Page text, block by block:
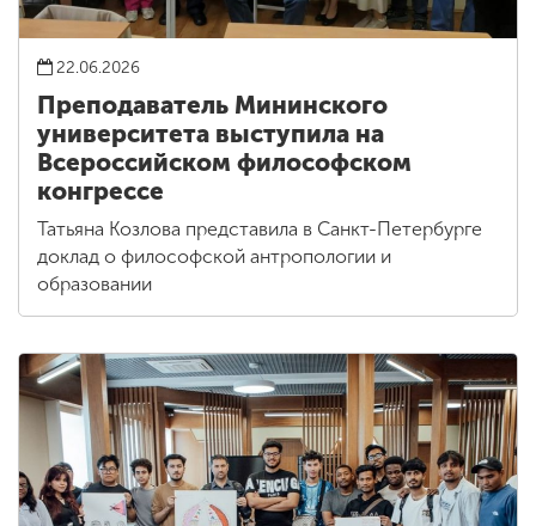
22.06.2026
Преподаватель Мининского
университета выступила на
Всероссийском философском
конгрессе
Татьяна Козлова представила в Санкт-Петербурге
доклад о философской антропологии и
образовании